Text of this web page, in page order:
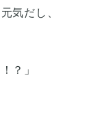
気だし、
？」